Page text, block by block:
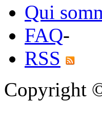
Qui
FAQ-
RSS
Copyright